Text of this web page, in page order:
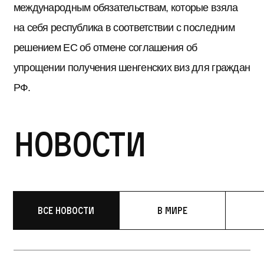
международным обязательствам, которые взяла
на себя республика в соответствии с последним
решением ЕС об отмене соглашения об
упрощении получения шенгенских виз для граждан
РФ.
Новости
Все новости В мире